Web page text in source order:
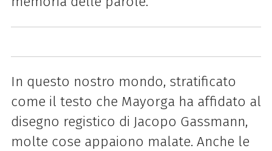
In questo nostro mondo, stratificato
come il testo che Mayorga ha affidato al
disegno registico di Jacopo Gassmann,
molte cose appaiono malate. Anche le